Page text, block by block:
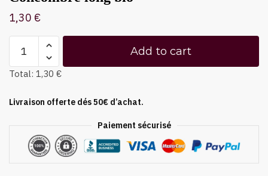
1,30 €
Add to cart
Total: 1,30 €
Livraison offerte dés 50€ d’achat.
Paiement sécurisé